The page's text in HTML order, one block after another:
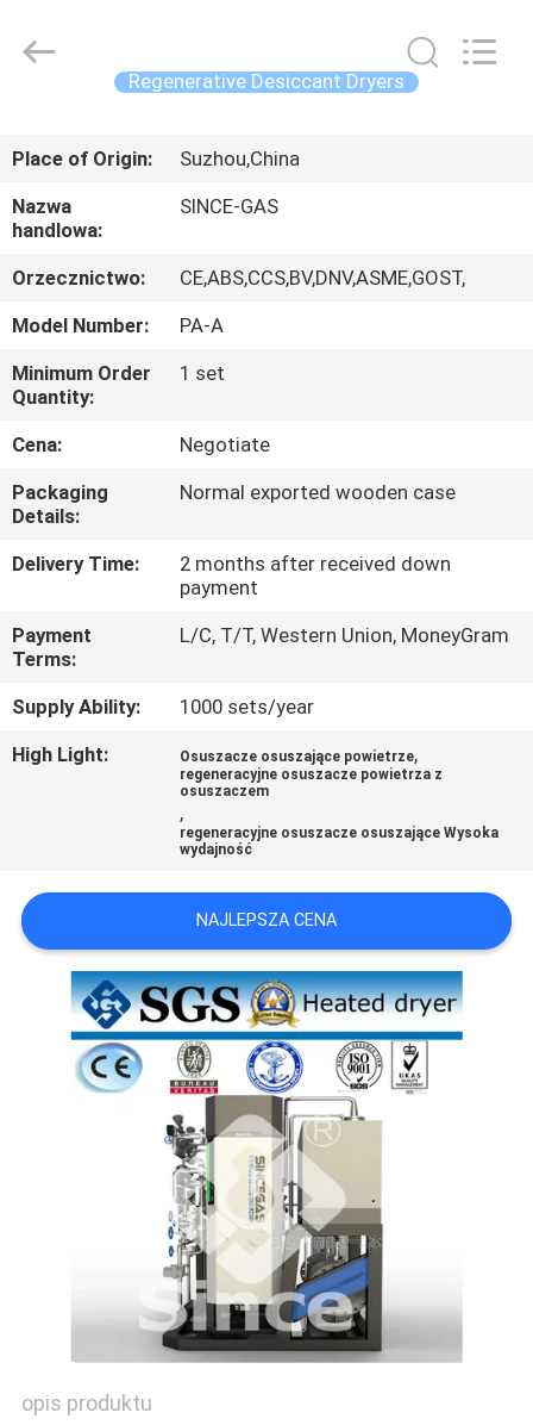
PRODUKTY
O
NAS
WYCIECZKA
FABRYCZNA
KONTROLA
JAKOŚCI
SKONTAKTUJ
SIĘ
Z
NAMI
AKTUALNOŚCI
PRZYPADKI
POPROŚ
O
WYCENĘ
PRYWATNOŚCI
Technology
Co.,Ltd.
Regenerative Desiccant Dryers
Place of Origin:
Suzhou,China
Nazwa
handlowa:
SINCE-GAS
Orzecznictwo:
CE,ABS,CCS,BV,DNV,ASME,GOST,
Model Number:
PA-A
Minimum Order
Quantity:
1 set
Cena:
Negotiate
Packaging
Details:
Normal exported wooden case
Delivery Time:
2 months after received down
payment
Payment
Terms:
L/C, T/T, Western Union, MoneyGram
Supply Ability:
1000 sets/year
High Light:
Osuszacze osuszające powietrze,
regeneracyjne osuszacze powietrza z
osuszaczem
,
regeneracyjne osuszacze osuszające Wysoka
wydajność
NAJLEPSZA CENA
opis produktu